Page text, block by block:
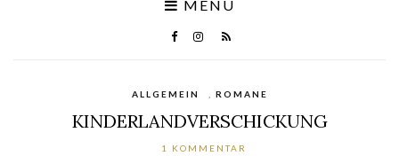
MENU
ALLGEMEIN ROMANE
KINDERLANDVERSCHICKUNG
1 KOMMENTAR